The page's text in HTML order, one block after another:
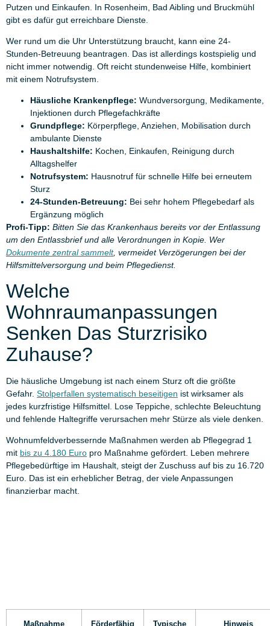
Putzen und Einkaufen. In Rosenheim, Bad Aibling und Bruckmühl
gibt es dafür gut erreichbare Dienste.
Wer rund um die Uhr Unterstützung braucht, kann eine 24-
Stunden-Betreuung beantragen. Das ist allerdings kostspielig und
nicht immer notwendig. Oft reicht stundenweise Hilfe, kombiniert
mit einem Notrufsystem.
Häusliche Krankenpflege: Wundversorgung, Medikamente,
Injektionen durch Pflegefachkräfte
Grundpflege: Körperpflege, Anziehen, Mobilisation durch
ambulante Dienste
Haushaltshilfe: Kochen, Einkaufen, Reinigung durch
Alltagshelfer
Notrufsystem: Hausnotruf für schnelle Hilfe bei erneutem
Sturz
24-Stunden-Betreuung: Bei sehr hohem Pflegebedarf als
Ergänzung möglich
Profi-Tipp: Bitten Sie das Krankenhaus bereits vor der Entlassung
um den Entlassbrief und alle Verordnungen in Kopie. Wer
Dokumente zentral sammelt, vermeidet Verzögerungen bei der
Hilfsmittelversorgung und beim Pflegedienst.
Welche
Wohnraumanpassungen
Senken Das Sturzrisiko
Zuhause?
Die häusliche Umgebung ist nach einem Sturz oft die größte
Gefahr. Stolperfallen systematisch beseitigen ist wirksamer als
jedes kurzfristige Hilfsmittel. Lose Teppiche, schlechte Beleuchtung
und fehlende Haltegriffe verursachen mehr Stürze als viele denken.
Wohnumfeldverbessernde Maßnahmen werden ab Pflegegrad 1
mit bis zu 4.180 Euro pro Maßnahme gefördert. Leben mehrere
Pflegebedürftige im Haushalt, steigt der Zuschuss auf bis zu 16.720
Euro. Das ist ein erheblicher Betrag, der viele Anpassungen
finanzierbar macht.
Maßnahme Förderfähig
Typische
Hinweis